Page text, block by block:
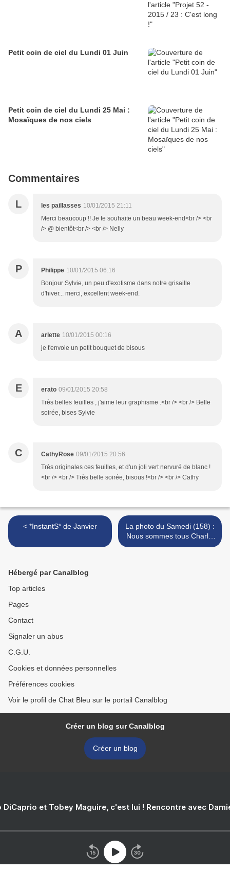
Petit coin de ciel du Lundi 01 Juin
Petit coin de ciel du Lundi 25 Mai :
Mosaïques de nos ciels
Commentaires
L les paillasses 10/01/2015 21:11
Merci beaucoup !! Je te souhaite un beau week-end<br /> <br
/> @ bientôt<br /> <br /> Nelly
P Philippe 10/01/2015 06:16
Bonjour Sylvie, un peu d'exotisme dans notre grisaille
d'hiver... merci, excellent week-end.
A arlette 10/01/2015 00:16
je t'envoie un petit bouquet de bisous
E erato 09/01/2015 20:58
Très belles feuilles , j'aime leur graphisme .<br /> <br /> Belle
soirée, bises Sylvie
C CathyRose 09/01/2015 20:56
Très originales ces feuilles, et d'un joli vert nervuré de blanc !
<br /> <br /> Très belle soirée, bisous !<br /> <br /> Cathy
< *InstantS* de Janvier
La photo du Samedi (158) :
Nous sommes tous Charlie
>
Hébergé par Canalblog
Top articles
Pages
Contact
Signaler un abus
C.G.U.
Cookies et données personnelles
Préférences cookies
Voir le profil de Chat Bleu sur le portail Canalblog
Créer un blog sur Canalblog
Créer un blog
DiCaprio et Tobey Maguire, c'est lui ! Rencontre avec